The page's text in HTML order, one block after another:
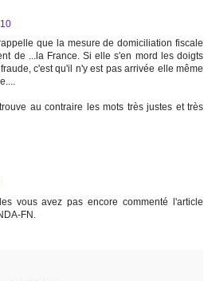
que la mesure de domiciliation fiscale
de ...la France. Si elle s'en mord les doigts
c'est qu'il n'y est pas arrivée elle même
au contraire les mots très justes et très
vous avez pas encore commenté l'article
FN.